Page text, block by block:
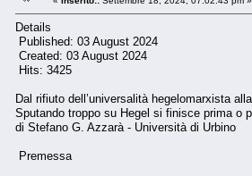
Details
Published: 03 August 2024
Created: 03 August 2024
Hits: 3425
Dal rifiuto dell’universalità hegelomarxista
Sputando troppo su Hegel si finisce prima o
di Stefano G. Azzarà - Università di Urbino
Premessa